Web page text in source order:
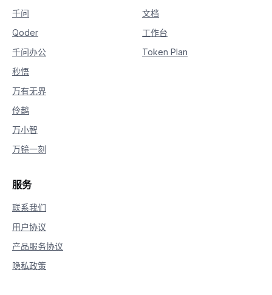
千问
Qoder
千问办公
秒悟
万有无界
伶鹊
万小智
万镜一刻
文档
工作台
Token Plan
服务
联系我们
用户协议
产品服务协议
隐私政策